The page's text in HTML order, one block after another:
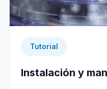
Tutorial
Instalación y